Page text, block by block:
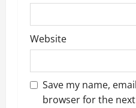
Website
Save my name,
browser for the